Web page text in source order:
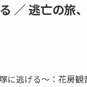
る ／ 逃亡の
逃げる～：花房観